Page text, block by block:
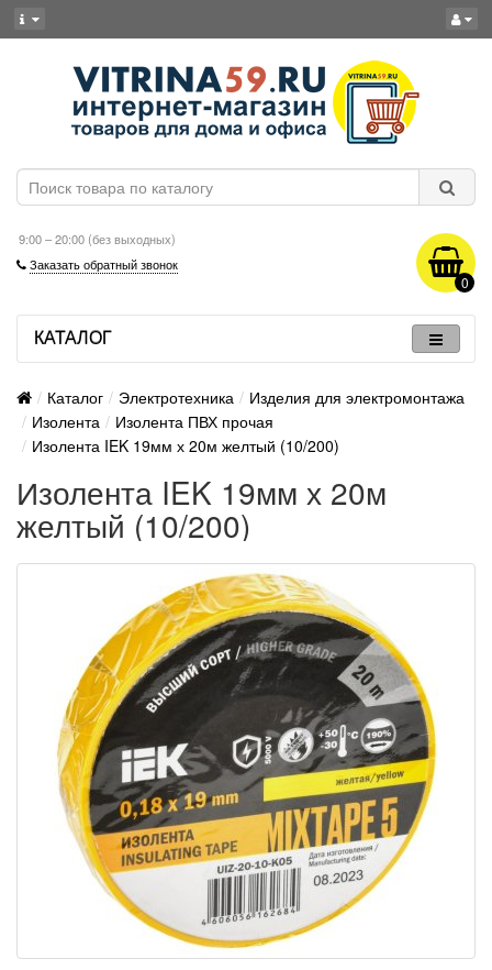
9:00 – 20:00 (без выходных)
Заказать обратный звонок
0
КАТАЛОГ
Каталог Электротехника
Изделия для электромонтажа
Изолента
Изолента ПВХ прочая
Изолента IEK 19мм х 20м желтый (10/200)
Изолента IEK 19мм х 20м
желтый (10/200)